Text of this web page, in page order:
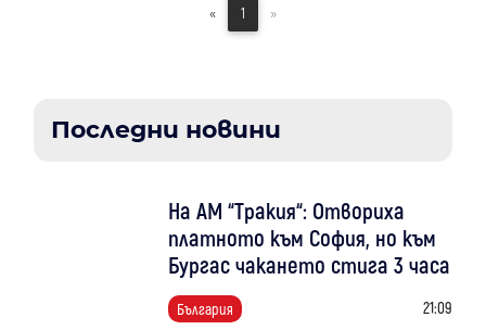
« 1 »
Последни новини
На АМ “Тракия“: Отвориха
платното към София, но към
Бургас чакането стига 3 часа
България 21:09